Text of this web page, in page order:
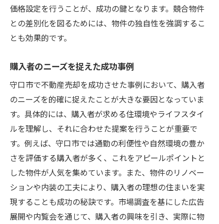
価格設定を行うことが、成功の鍵となります。競合物件
との差別化を図るためには、物件の独自性を強調するこ
とも効果的です。
購入者のニーズを捉えた成功事例
守口市で不動産売却を成功させた事例において、購入者
のニーズを的確に捉えたことが大きな要因となっていま
す。具体的には、購入者が求める住環境やライフスタイ
ルを理解し、それに合わせた提案を行うことが重要で
す。例えば、守口市では通勤の利便性や自然環境の豊か
さを評価する購入者が多く、これをアピールポイントと
した物件が人気を集めています。また、物件のリノベー
ションや内装の工夫により、購入者の理想の住まいを実
現することも成功の秘訣です。市場調査を基にした広告
展開や内覧会を通じて、購入者の興味を引き、実際に物